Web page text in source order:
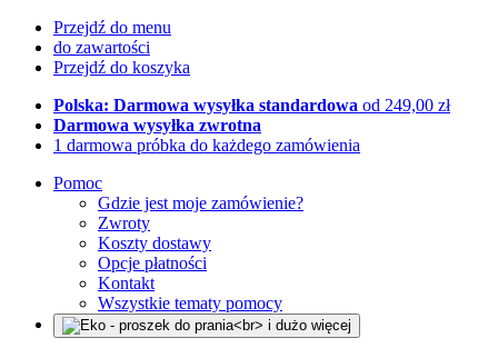
Przejdź do menu
do zawartości
Przejdź do koszyka
Polska: Darmowa wysyłka standardowa od 249,00 zł
Darmowa wysyłka zwrotna
1 darmowa próbka do każdego zamówienia
Pomoc
Gdzie jest moje zamówienie?
Zwroty
Koszty dostawy
Opcje płatności
Kontakt
Wszystkie tematy pomocy